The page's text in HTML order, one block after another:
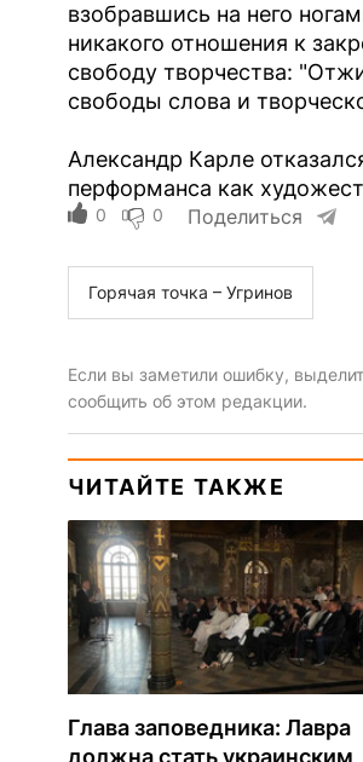
взобравшись на него
никакого отношения к
свободу творчества:
свободы слова и
Александр Карле
перформанса как
0 0 Поделиться
Горячая точка – Угринов
Если вы заметили ошибку,
сообщить об этом редакции.
ЧИТАЙТЕ ТАКЖЕ
Глава заповедника: Лавра
должна стать украинским